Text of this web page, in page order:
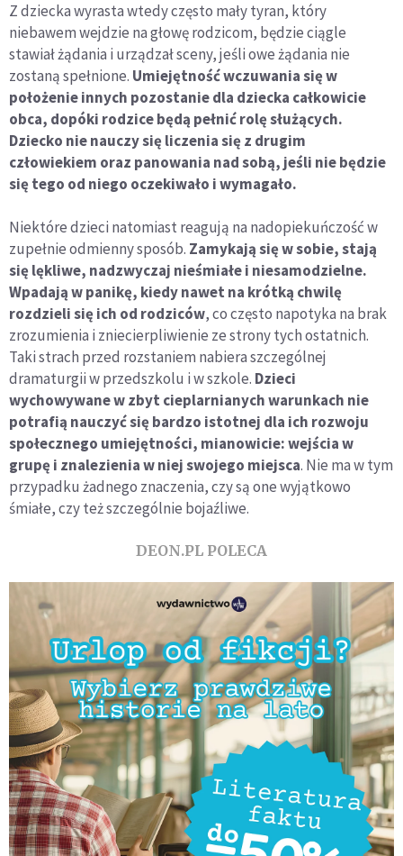
Z dziecka wyrasta wtedy często mały tyran, który
niebawem wejdzie na głowę rodzicom, będzie ciągle
stawiał żądania i urządzał sceny, jeśli owe żądania nie
zostaną spełnione. Umiejętność wczuwania się w
położenie innych pozostanie dla dziecka całkowicie
obca, dopóki rodzice będą pełnić rolę służących.
Dziecko nie nauczy się liczenia się z drugim
człowiekiem oraz panowania nad sobą, jeśli nie będzie
się tego od niego oczekiwało i wymagało.
Niektóre dzieci natomiast reagują na nadopiekuńczość w
zupełnie odmienny sposób. Zamykają się w sobie, stają
się lękliwe, nadzwyczaj nieśmiałe i niesamodzielne.
Wpadają w panikę, kiedy nawet na krótką chwilę
rozdzieli się ich od rodziców, co często napotyka na brak
zrozumienia i zniecierpliwienie ze strony tych ostatnich.
Taki strach przed rozstaniem nabiera szczególnej
dramaturgii w przedszkolu i w szkole. Dzieci
wychowywane w zbyt cieplarnianych warunkach nie
potrafią nauczyć się bardzo istotnej dla ich rozwoju
społecznego umiejętności, mianowicie: wejścia w
grupę i znalezienia w niej swojego miejsca. Nie ma w tym
przypadku żadnego znaczenia, czy są one wyjątkowo
śmiałe, czy też szczególnie bojaźliwe.
DEON.PL POLECA